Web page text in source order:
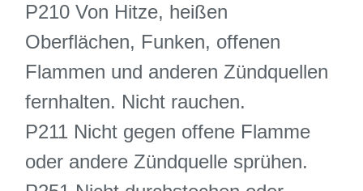
P210 Von Hitze, heißen
Oberflächen, Funken, offenen
Flammen und anderen Zündquellen
fernhalten. Nicht rauchen.
P211 Nicht gegen offene Flamme
oder andere Zündquelle sprühen.